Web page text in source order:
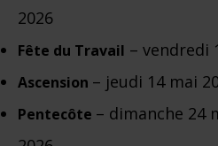
2026
Fête du Travail – vendredi
Ascension – jeudi 14 mai
Pentecôte – dimanche 24